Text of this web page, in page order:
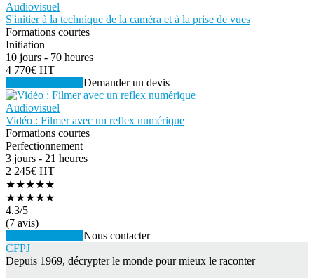
Audiovisuel
S'initier à la technique de la caméra et à la prise de vues
Formations courtes
Initiation
10 jours - 70 heures
4 770€ HT
Demander un devis
Audiovisuel
Vidéo : Filmer avec un reflex numérique
Formations courtes
Perfectionnement
3 jours - 21 heures
2 245€ HT
★★★★★
★★★★★
4.3/5
(7 avis)
Nous contacter
CFPJ
Depuis 1969, décrypter le monde pour mieux le raconter